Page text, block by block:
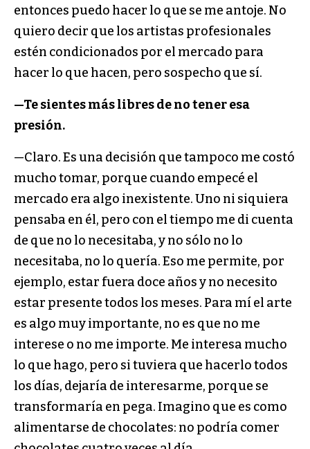
entonces puedo hacer lo que se me antoje. No
quiero decir que los artistas profesionales
estén condicionados por el mercado para
hacer lo que hacen, pero sospecho que sí.
—Te sientes más libres de no tener esa
presión.
—Claro. Es una decisión que tampoco me costó
mucho tomar, porque cuando empecé el
mercado era algo inexistente. Uno ni siquiera
pensaba en él, pero con el tiempo me di cuenta
de que no lo necesitaba, y no sólo no lo
necesitaba, no lo quería. Eso me permite, por
ejemplo, estar fuera doce años y no necesito
estar presente todos los meses. Para mí el arte
es algo muy importante, no es que no me
interese o no me importe. Me interesa mucho
lo que hago, pero si tuviera que hacerlo todos
los días, dejaría de interesarme, porque se
transformaría en pega. Imagino que es como
alimentarse de chocolates: no podría comer